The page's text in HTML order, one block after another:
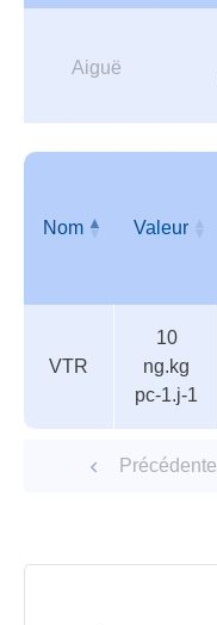
Aiguë
l'ANSES
de
l'INERIS
Nom Valeur
VTR
10
ng.kg
pc-1.j-1
Précédente